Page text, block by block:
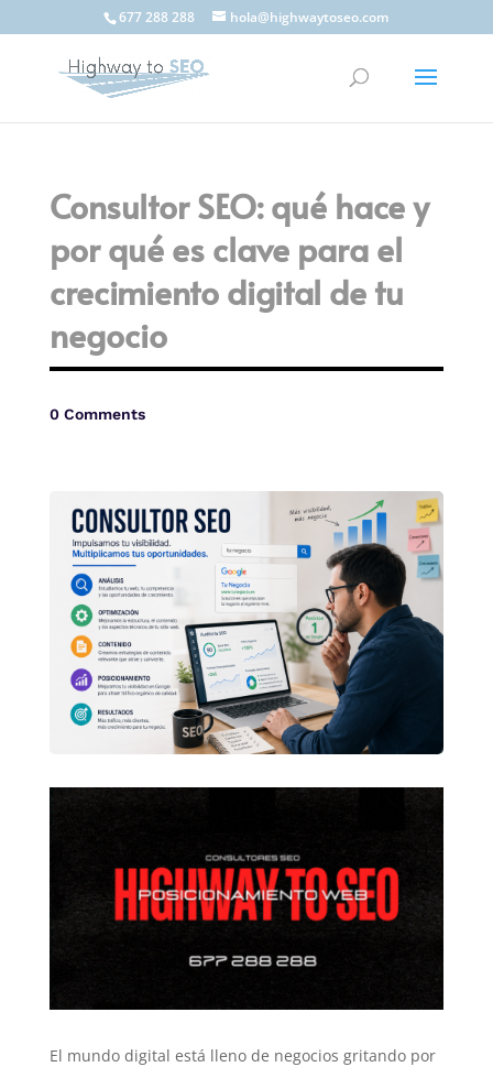
677 288 288 hola@highwaytoseo.com
Consultor SEO: qué hace y
por qué es clave para el
crecimiento digital de tu
negocio
0 Comments
El mundo digital está lleno de negocios gritando por